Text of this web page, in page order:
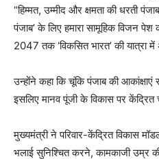
“हिम्मत, उम्मीद और क्षमता की धरती
पंजाब’ के लिए हमारा सामूहिक विजन पेश
2047 तक ‘विकसित भारत’ की यात्रा
उन्होंने कहा कि चूंकि पंजाब की
इसलिए मानव पूंजी के विकास पर केंद्रित
मुख्यमंत्री ने परिवार-केंद्रित विकास
भलाई सुनिश्चित करने, कामकाजी उम्र